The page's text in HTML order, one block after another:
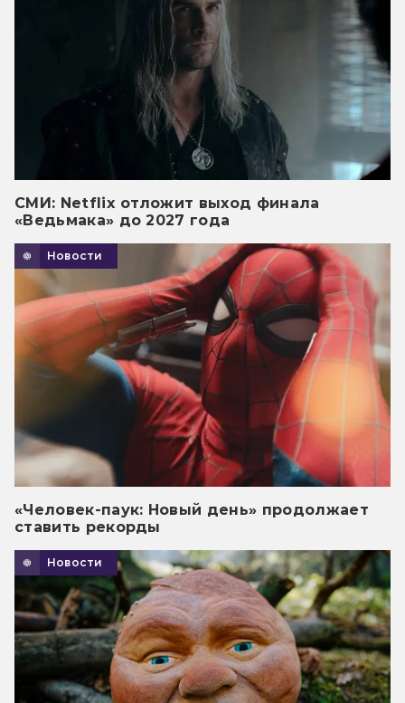
СМИ: Netflix отложит выход финала
«Ведьмака» до 2027 года
Новости
«Человек-паук: Новый день» продолжает
ставить рекорды
Новости